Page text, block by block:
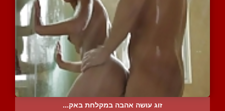
זוג עושה אהבה במקלחת באק...